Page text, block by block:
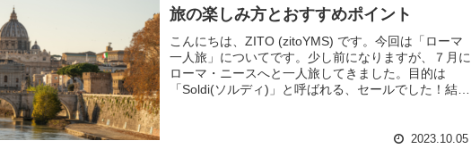
旅の楽しみ方とおすすめポイント
こんにちは、ZITO (zitoYMS) です。今回は「ローマ
一人旅」についてです。少し前になりますが、７月に
ローマ・ニースへと一人旅してきました。目的は
「Soldi(ソルディ)」と呼ばれる、セールでした！結論
2023.10.05